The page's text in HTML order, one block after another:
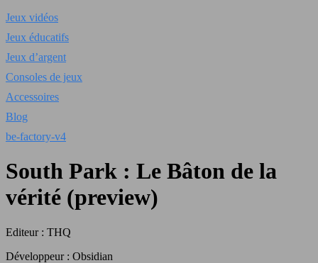
Jeux vidéos
Jeux éducatifs
Jeux d’argent
Consoles de jeux
Accessoires
Blog
be-factory-v4
South Park : Le Bâton de la
vérité (preview)
Editeur : THQ
Développeur : Obsidian